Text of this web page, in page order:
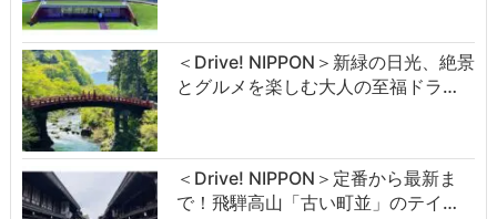
＜Drive! NIPPON＞新緑の日光、絶景
とグルメを楽しむ大人の至福ドラ…
＜Drive! NIPPON＞定番から最新ま
で！飛騨高山「古い町並」のテイ…